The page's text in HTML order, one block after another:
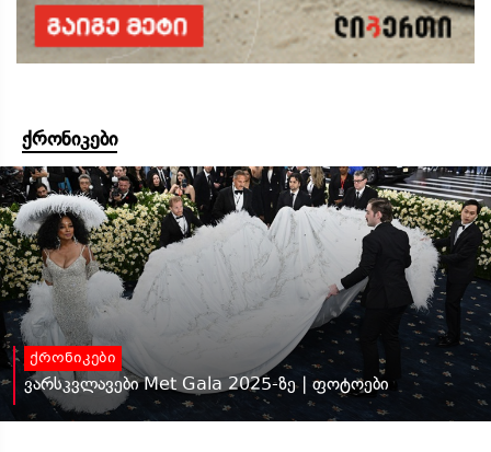
ქრონიკები
ქრონიკები
ვარსკვლავები Met Gala 2025-ზე | ფოტოები